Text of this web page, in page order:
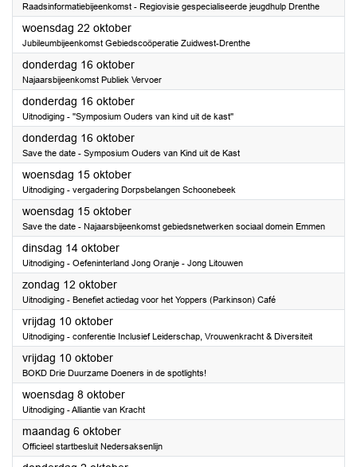
Raadsinformatiebijeenkomst - Regiovisie gespecialiseerde jeugdhulp Drenthe
woensdag 22 oktober2025
Jubileumbijeenkomst Gebiedscoöperatie Zuidwest-Drenthe
donderdag 16 oktober2025
Najaarsbijeenkomst Publiek Vervoer
donderdag 16 oktober2025
Uitnodiging - ''Symposium Ouders van kind uit de kast''
donderdag 16 oktober2025
Save the date - Symposium Ouders van Kind uit de Kast
woensdag 15 oktober2025
Uitnodiging - vergadering Dorpsbelangen Schoonebeek
woensdag 15 oktober2025
Save the date - Najaarsbijeenkomst gebiedsnetwerken sociaal domein Emmen
dinsdag 14 oktober2025
Uitnodiging - Oefeninterland Jong Oranje - Jong Litouwen
zondag 12 oktober2025
Uitnodiging - Benefiet actiedag voor het Yoppers (Parkinson) Café
vrijdag 10 oktober2025
Uitnodiging - conferentie Inclusief Leiderschap, Vrouwenkracht & Diversiteit
vrijdag 10 oktober2025
BOKD Drie Duurzame Doeners in de spotlights!
woensdag 8 oktober2025
Uitnodiging - Alliantie van Kracht
maandag 6 oktober2025
Officieel startbesluit Nedersaksenlijn